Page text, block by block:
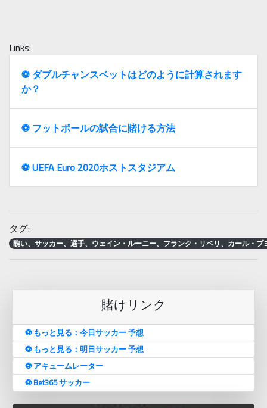
Links:
⚽️ ダブルチャンスベットはどのように計算されます
か？
⚽️ フットボールの試合に賭ける方法
⚽️ UEFA Euro 2020ホストスタジアム
タグ:
醜い、サッカー、選手、ウェイン・ルーニー、フランク・リベリ、カール・プ
賭けリンク
⚽️ もっと見る：今日サッカー 予想
⚽️ もっと見る：明日サッカー 予想
⚽️ アキュームレーター
⚽️ Bet365 サッカー